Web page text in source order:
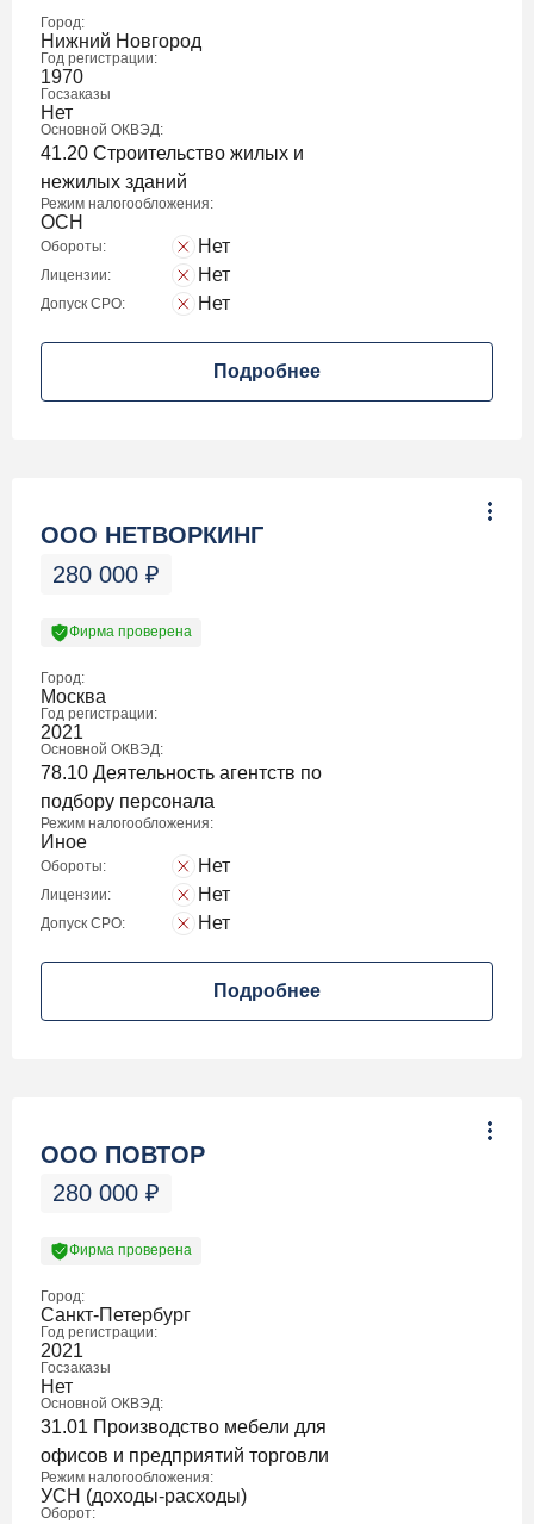
Город:
Нижний Новгород
Год регистрации:
1970
Госзаказы
Нет
Основной ОКВЭД:
41.20 Строительство жилых и
нежилых зданий
Режим налогообложения:
ОСН
Обороты: Нет
Лицензии: Нет
Допуск СРО: Нет
Подробнее
ООО НЕТВОРКИНГ
280 000 ₽
Фирма проверена
Город:
Москва
Год регистрации:
2021
Основной ОКВЭД:
78.10 Деятельность агентств по
подбору персонала
Режим налогообложения:
Иное
Обороты: Нет
Лицензии: Нет
Допуск СРО: Нет
Подробнее
ООО ПОВТОР
280 000 ₽
Фирма проверена
Город:
Санкт-Петербург
Год регистрации:
2021
Госзаказы
Нет
Основной ОКВЭД:
31.01 Производство мебели для
офисов и предприятий торговли
Режим налогообложения:
УСН (доходы-расходы)
Оборот: